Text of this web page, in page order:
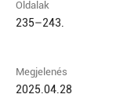
Oldalak
235–243.
Megjelenés
2025.04.28